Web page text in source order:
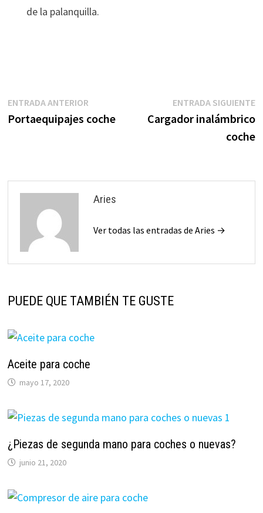
de la palanquilla.
Navegación
de
ENTRADA ANTERIOREntrada
anterior:
Portaequipajes coche
ENTRADA SIGUIENTE
Cargador inalámbrico
coche
Aries
Ver todas las entradas de Aries →
PUEDE QUE TAMBIÉN TE GUSTE
Aceite para coche
mayo 17, 2020
¿Piezas de segunda mano para coches o nuevas?
junio 21, 2020